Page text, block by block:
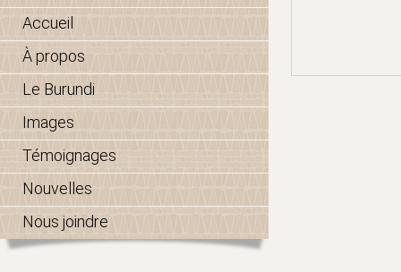
Accueil
À propos
Le Burundi
Images
Témoignages
Nouvelles
Nous joindre